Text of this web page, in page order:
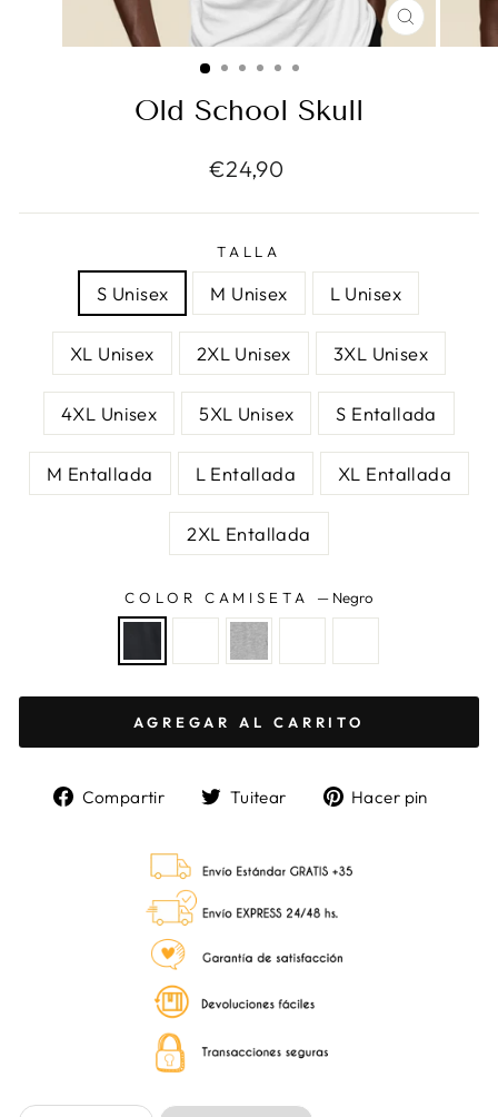
CERRAR
(ESC)
Old School Skull
Precio
€24,90
TALLA
S Unisex M Unisex L Unisex
XL Unisex 2XL Unisex 3XL Unisex
4XL Unisex 5XL Unisex S Entallada
M Entallada L Entallada XL Entallada
2XL Entallada
COLOR CAMISETA — Negro
AGREGAR AL CARRITO
Compartir
Compartir
Tuitear
TuitearHacer pin